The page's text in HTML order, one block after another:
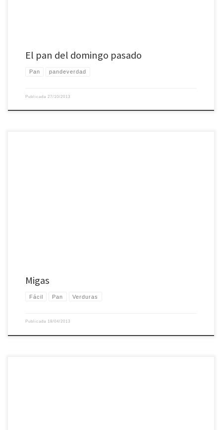
El pan del domingo pasado
Pan pandeverdad
Publicada 27/10/2013
Migas
Fácil Pan Verduras
Publicada 18/04/2013